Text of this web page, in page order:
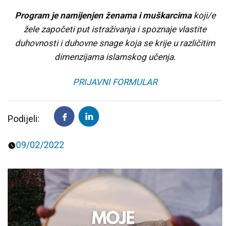
Program je namijenjen ženama i muškarcimakoji/e
žele započeti put istraživanja i spoznaje vlastite
duhovnosti i duhovne snage koja se krije u različitim
dimenzijama islamskog učenja.
PRIJAVNI FORMULAR
Podijeli:
09/02/2022
Kursevi
Predavanja i tribine
Islamska kultura i civilizacija
Inspirativne priče i intervjui